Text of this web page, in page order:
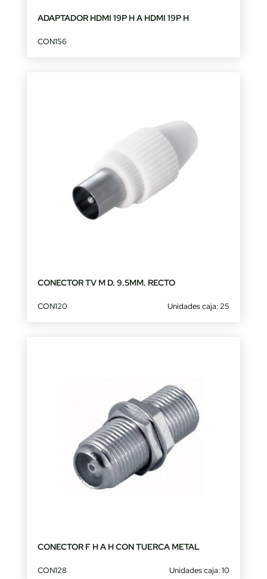
ADAPTADOR HDMI 19P H A HDMI 19P H
CON156
CONECTOR TV M D. 9.5MM. RECTO
CON120 Unidades caja: 25
CONECTOR F H A H CON TUERCA METAL
CON128 Unidades caja: 10